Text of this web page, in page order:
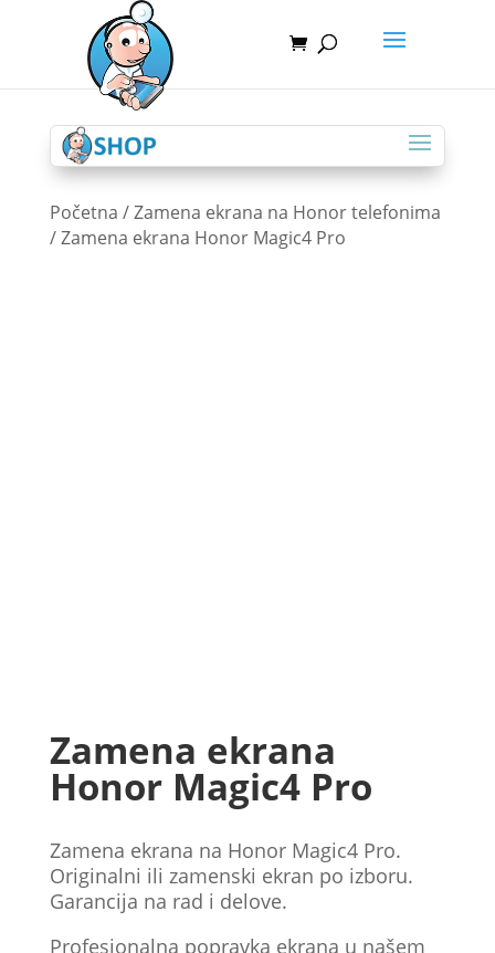
Početna /Zamena ekrana na Honor telefonima
/ Zamena ekrana Honor Magic4 Pro
Zamena ekrana
Honor Magic4 Pro
Zamena ekrana na Honor Magic4 Pro.
Originalni ili zamenski ekran po izboru.
Garancija na rad i delove.
Profesionalna popravka ekrana u našem